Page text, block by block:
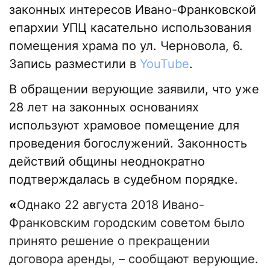
законных интересов Ивано-Франковской
епархии УПЦ касательно использования
помещения храма по ул. Черновола, 6.
Запись разместили в YouTube.
В обращении верующие заявили, что уже
28 лет на законных основаниях
используют храмовое помещение для
проведения богослужений. Законность
действий общины неоднократно
подтверждалась в судебном порядке.
«Однако 22 августа 2018 Ивано-
Франковским городским советом было
принято решение о прекращении
договора аренды, – сообщают верующие.